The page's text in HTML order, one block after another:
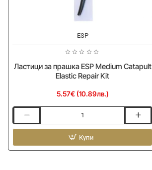
ESP
Ластици за прашка ESP Medium Catapult
Elastic Repair Kit
5.57€ (10.89лв.)
за
ESP
Купи